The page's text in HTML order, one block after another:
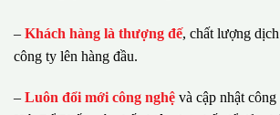
– Khách hàng là thượng đế, chất lượng
công ty lên hàng đầu.
– Luôn đổi mới công nghệ và cập nhật